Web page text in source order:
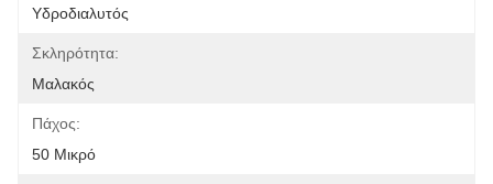
Υδροδιαλυτός
Σκληρότητα:
Μαλακός
Πάχος:
50 Μικρό